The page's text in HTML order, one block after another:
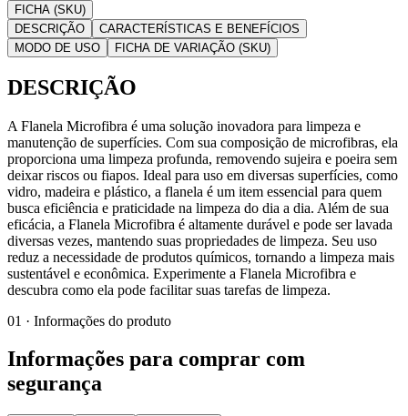
FICHA (SKU)
DESCRIÇÃO
CARACTERÍSTICAS E BENEFÍCIOS
MODO DE USO
FICHA DE VARIAÇÃO (SKU)
DESCRIÇÃO
A Flanela Microfibra é uma solução inovadora para limpeza e
manutenção de superfícies. Com sua composição de microfibras, ela
proporciona uma limpeza profunda, removendo sujeira e poeira sem
deixar riscos ou fiapos. Ideal para uso em diversas superfícies, como
vidro, madeira e plástico, a flanela é um item essencial para quem
busca eficiência e praticidade na limpeza do dia a dia. Além de sua
eficácia, a Flanela Microfibra é altamente durável e pode ser lavada
diversas vezes, mantendo suas propriedades de limpeza. Seu uso
reduz a necessidade de produtos químicos, tornando a limpeza mais
sustentável e econômica. Experimente a Flanela Microfibra e
descubra como ela pode facilitar suas tarefas de limpeza.
01 · Informações do produto
Informações para comprar com
segurança